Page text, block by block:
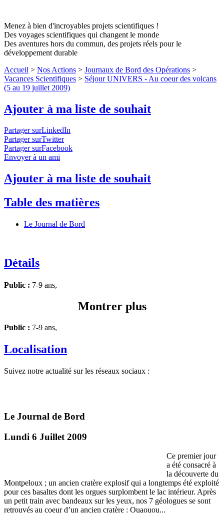
Menez à bien d'incroyables projets scientifiques !
Des voyages scientifiques qui changent le monde
Des aventures hors du commun, des projets réels pour le
développement durable
Accueil > Nos Actions > Journaux de Bord des Opérations >
Vacances Scientifiques > Séjour UNIVERS - Au coeur des volcans
(5 au 19 juillet 2009)
Ajouter à ma liste de souhait
Partager surLinkedIn
Partager surTwitter
Partager surFacebook
Envoyer à un ami
Ajouter à ma liste de souhait
Table des matières
Le Journal de Bord
Détails
Public : 7-9 ans,
Montrer plus
Public : 7-9 ans,
Localisation
Suivez notre actualité sur les réseaux sociaux :
Le Journal de Bord
Lundi 6 Juillet 2009
Ce premier jour
a été consacré à
la découverte du
Montpeloux ; un ancien cratère explosif qui a longtemps été exploité
pour ces basaltes dont les orgues surplombent le lac intérieur. Après
un petit train avec bandeaux sur les yeux, nos 7 géologues se sont
retrouvés au coeur d’un ancien cratère : Ouaouou...